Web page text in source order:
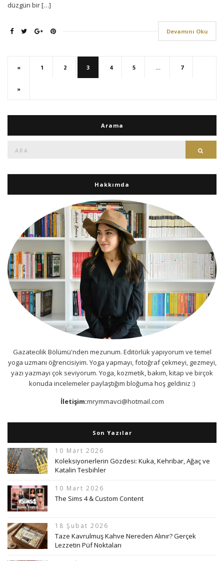
düzgün bir […]
Devamını Oku
« 1 2 3 4 5 … 7
»
Arama
Hakkımda
Gazatecilik Bölümü'nden mezunum. Editörlük yapıyorum ve temel
yoga uzmanı öğrencisiyim. Yoga yapmayı, fotoğraf çekmeyi, gezmeyi,
yazı yazmayı çok seviyorum. Yoga, kozmetik, bakım, kitap ve birçok
konuda incelemeler paylaştığım bloğuma hoş geldiniz :)
İletişim:mrymmavci@hotmail.com
Son Yazılar
10 Mart 2026
Koleksiyonerlerin Gözdesi: Kuka, Kehribar, Ağaç ve
Katalin Tesbihler
10 Mart 2026
The Sims 4 & Custom Content
18 Şubat 2026
Taze Kavrulmuş Kahve Nereden Alınır? Gerçek
Lezzetin Püf Noktaları